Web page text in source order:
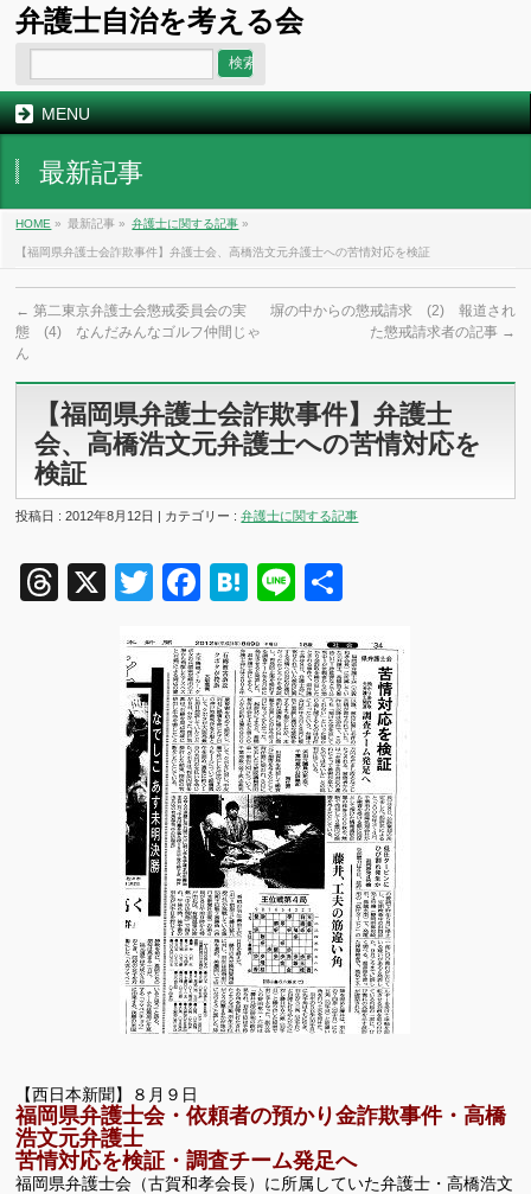
弁護士自治を考える会
MENU
最新記事
HOME » 最新記事 » 弁護士に関する記事 »
【福岡県弁護士会詐欺事件】弁護士会、高橋浩文元弁護士への苦情対応を検証
← 第二東京弁護士会懲戒委員会の実
態 (4) なんだみんなゴルフ仲間じゃ
ん
塀の中からの懲戒請求 (2) 報道され
た懲戒請求者の記事 →
【福岡県弁護士会詐欺事件】弁護士
会、高橋浩文元弁護士への苦情対応を
検証
投稿日 : 2012年8月12日 | カテゴリー :弁護士に関する記事
Threads
X TwitterFacebook
Hatena
Line
【西日本新聞】８月９日
福岡県弁護士会・依頼者の預かり金詐欺事件・高橋
浩文元弁護士
苦情対応を検証・調査チーム発足へ
福岡県弁護士会（古賀和孝会長）に所属していた弁護士・高橋浩文